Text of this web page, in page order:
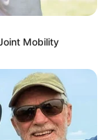
You Know
Mobility